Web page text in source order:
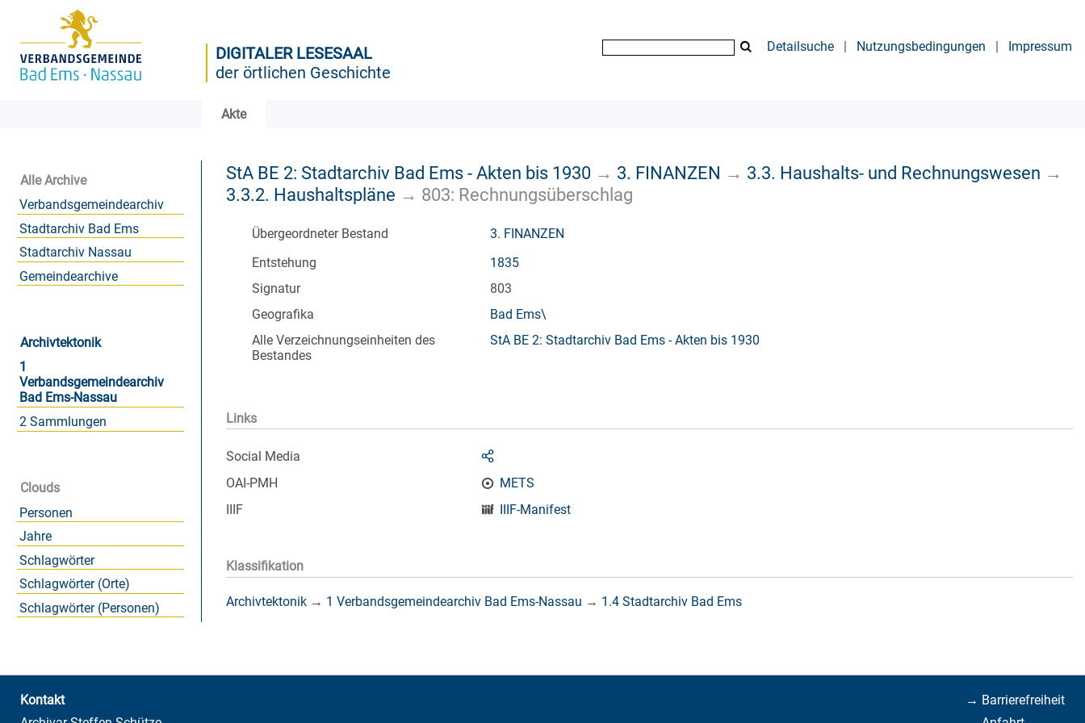
DIGITALER LESESAAL
der örtlichen Geschichte
Detailsuche | Nutzungsbedingungen | Impressum
Akte
Alle Archive
Verbandsgemeindearchiv
Stadtarchiv Bad Ems
Stadtarchiv Nassau
Gemeindearchive
Archivtektonik
1
Verbandsgemeindearchiv
Bad Ems-Nassau
2 Sammlungen
Clouds
Personen
Jahre
Schlagwörter
Schlagwörter (Orte)
Schlagwörter (Personen)
StA BE 2: Stadtarchiv Bad Ems - Akten bis 1930 → 3. FINANZEN → 3.3. Haushalts- und Rechnungswesen →
3.3.2. Haushaltspläne → 803: Rechnungsüberschlag
Übergeordneter Bestand
3. FINANZEN
Entstehung
1835
Signatur
803
Geografika
Bad Ems\
Alle Verzeichnungseinheiten des
Bestandes
StA BE 2: Stadtarchiv Bad Ems - Akten bis 1930
Links
Social Media
OAI-PMH
METS
IIIF
IIIF-Manifest
Klassifikation
Archivtektonik → 1 Verbandsgemeindearchiv Bad Ems-Nassau → 1.4 Stadtarchiv Bad Ems
→ Barrierefreiheit
Kontakt